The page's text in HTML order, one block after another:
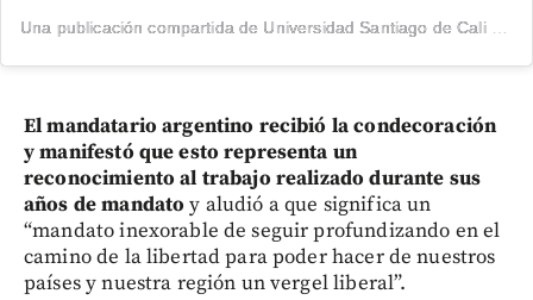
Una publicación compartida de Universidad Santiago de Cali (@usantiagodecali)
El mandatario argentino recibió la condecoración
y manifestó que esto representa un
reconocimiento al trabajo realizado durante sus
años de mandato y aludió a que significa un
“mandato inexorable de seguir profundizando en el
camino de la libertad para poder hacer de nuestros
países y nuestra región un vergel liberal”.